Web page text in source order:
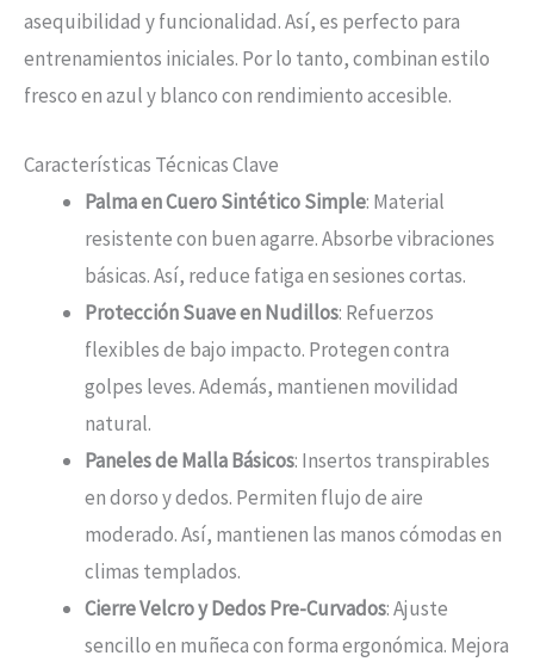
asequibilidad y funcionalidad. Así, es perfecto para
entrenamientos iniciales. Por lo tanto, combinan estilo
fresco en azul y blanco con rendimiento accesible.
Características Técnicas Clave
Palma en Cuero Sintético Simple: Material
resistente con buen agarre. Absorbe vibraciones
básicas. Así, reduce fatiga en sesiones cortas.
Protección Suave en Nudillos: Refuerzos
flexibles de bajo impacto. Protegen contra
golpes leves. Además, mantienen movilidad
natural.
Paneles de Malla Básicos: Insertos transpirables
en dorso y dedos. Permiten flujo de aire
moderado. Así, mantienen las manos cómodas en
climas templados.
Cierre Velcro y Dedos Pre-Curvados: Ajuste
sencillo en muñeca con forma ergonómica. Mejora